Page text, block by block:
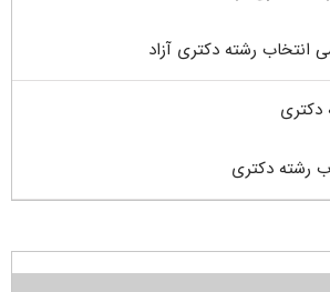
انتخاب رشته دکتری آزاد
دکتری
رشته دکتری